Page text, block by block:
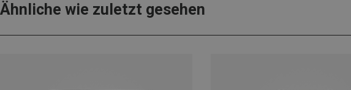
Ähnliche wie zuletzt gesehen